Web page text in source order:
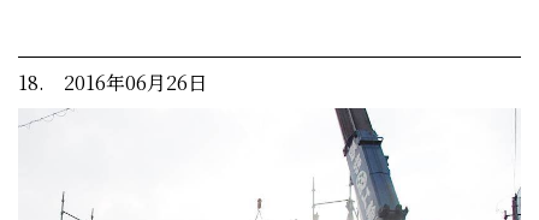
18. 2016年06月26日